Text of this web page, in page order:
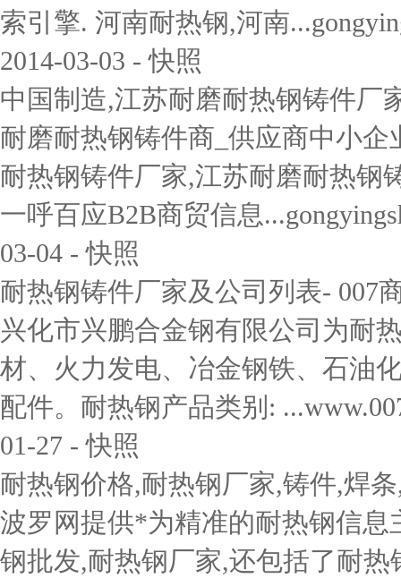
索引擎. 河南耐热钢,河南
2014-03-03 - 快照
中国制造,江苏耐磨耐热钢铸件厂
耐磨耐热钢铸件商_供应商中小
耐热钢铸件厂家,江苏耐磨耐热钢
一呼百应B2B商贸信息
03-04 - 快照
耐热钢铸件厂家及公司列表- 007
兴化市兴鹏合金钢有限公司为耐
材、火力发电、冶金钢铁、石油
配件。耐热钢产品类别:
01-27 - 快照
耐热钢价格,耐热钢厂家,铸件,焊
波罗网提供*为精准的耐热钢信
钢批发,耐热钢厂家,还包括了耐